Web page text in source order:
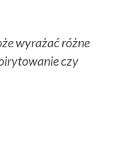
wyrażać różne
czy